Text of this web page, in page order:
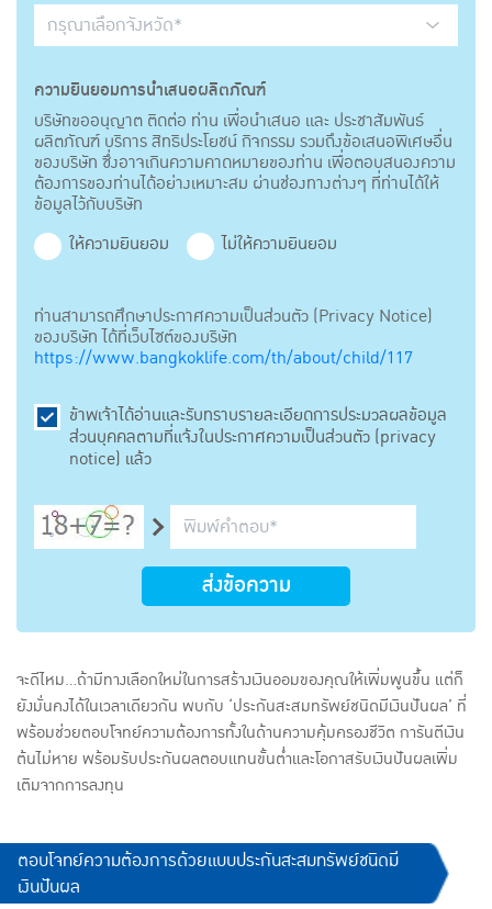
ความยินยอมการนำเสนอผลิตภัณฑ์
บริษัทขออนุญาต ติดต่อ ท่าน เพื่อนำเสนอ และ ประชาสัมพันธ์
ผลิตภัณฑ์ บริการ สิทธิประโยชน์ กิจกรรม รวมถึงข้อเสนอพิเศษอื่น
ของบริษัท ซึ่งอาจเกินความคาดหมายของท่าน เพื่อตอบสนองความ
ต้องการของท่านได้อย่างเหมาะสม ผ่านช่องทางต่างๆ ที่ท่านได้ให้
ข้อมูลไว้กับบริษัท
ให้ความยินยอม
ไม่ให้ความยินยอม
ท่านสามารถศึกษาประกาศความเป็นส่วนตัว (Privacy Notice)
ของบริษัท ได้ที่เว็บไซต์ของบริษัท
https://www.bangkoklife.com/th/about/child/117
ข้าพเจ้าได้อ่านและรับทราบรายละเอียดการประมวลผลข้อมูล
ส่วนบุคคลตามที่แจ้งในประกาศความเป็นส่วนตัว (privacy
notice) แล้ว
ส่งข้อความ
จะดีไหม...ถ้ามีทางเลือกใหม่ในการสร้างเงินออมของคุณให้เพิ่มพูนขึ้น แต่ก็
ยังมั่นคงได้ในเวลาเดียวกัน พบกับ ‘ประกันสะสมทรัพย์ชนิดมีเงินปันผล’ ที่
พร้อมช่วยตอบโจทย์ความต้องการทั้งในด้านความคุ้มครองชีวิต การันตีเงิน
ต้นไม่หาย พร้อมรับประกันผลตอบแทนขั้นต่ำและโอกาสรับเงินปันผลเพิ่ม
เติมจากการลงทุน
ตอบโจทย์ความต้องการด้วยแบบประกันสะสมทรัพย์ชนิดมี
เงินปันผล